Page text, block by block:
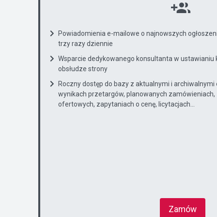
Powiadomienia e-mailowe o najnowszych
trzy razy dziennie
Wsparcie dedykowanego konsultanta w
obsłudze strony
Roczny dostęp do bazy z aktualnymi i
wynikach przetargów, planowanych
ofertowych, zapytaniach o cenę, licytacjach...
Zamów